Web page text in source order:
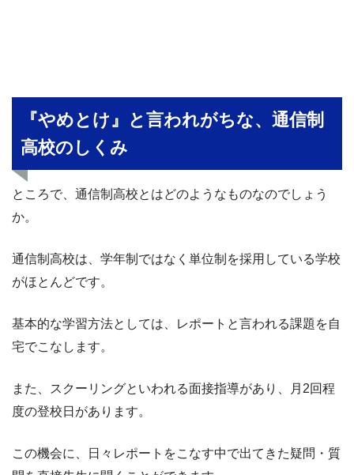
『やめとけ』と言われがちな、通信制
高校のしくみ
ところで、通信制高校とはどのようなものなのでしょう
か。
通信制高校は、学年制ではなく単位制を採用している学校
がほとんどです。
基本的な学習方法としては、レポートと言われる課題を自
宅でこなします。
また、スクーリングといわれる面接指導があり、月2回程
度の登校日があります。
この機会に、日々レポートをこなす中で出てきた疑問・質